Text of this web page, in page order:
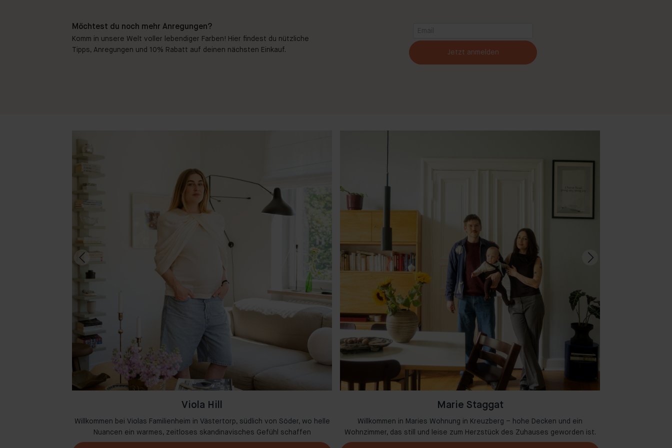
Möchtest du noch mehr Anregungen?
Komm in unsere Welt voller lebendiger Farben! Hier findest du nützliche
Tipps, Anregungen und 10% Rabatt auf deinen nächsten Einkauf.
Jetzt anmelden
Viola Hill
Willkommen bei Violas Familienheim in Västertorp, südlich von Söder, wo helle
Nuancen ein warmes, zeitloses skandinavisches Gefühl schaffen
Marie Staggat
Willkommen in Maries Wohnung in Kreuzberg – hohe Decken und ein
Wohnzimmer, das still und leise zum Herzstück des Zuhauses geworden ist.